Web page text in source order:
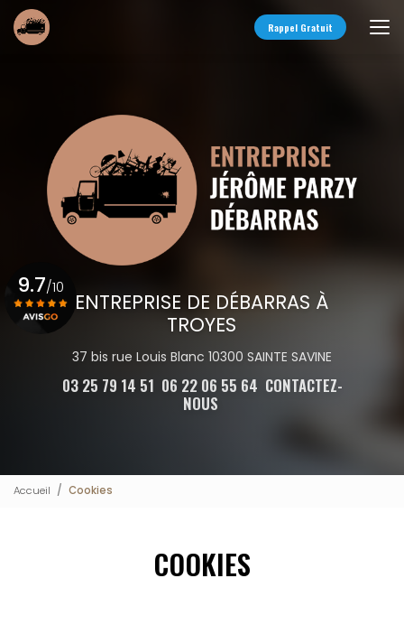
Aller
au
contenu
Rappel Gratuit
ENTREPRISE DE DÉBARRAS À
TROYES
37 bis rue Louis Blanc 10300 SAINTE SAVINE
03 25 79 14 51 06 22 06 55 64 CONTACTEZ-
NOUS
9.7/10
Accueil Cookies
COOKIES